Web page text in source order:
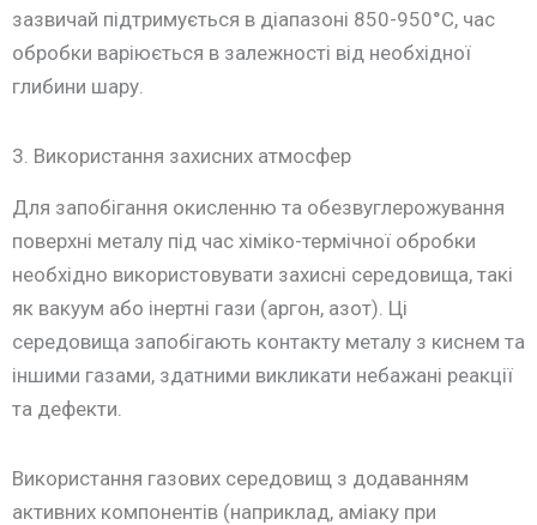
зазвичай підтримується в діапазоні 850-950°C, час
обробки варіюється в залежності від необхідної
глибини шару.
3. Використання захисних атмосфер
Для запобігання окисленню та обезвуглерожування
поверхні металу під час хіміко-термічної обробки
необхідно використовувати захисні середовища, такі
як вакуум або інертні гази (аргон, азот). Ці
середовища запобігають контакту металу з киснем та
іншими газами, здатними викликати небажані реакції
та дефекти.
Використання газових середовищ з додаванням
активних компонентів (наприклад, аміаку при